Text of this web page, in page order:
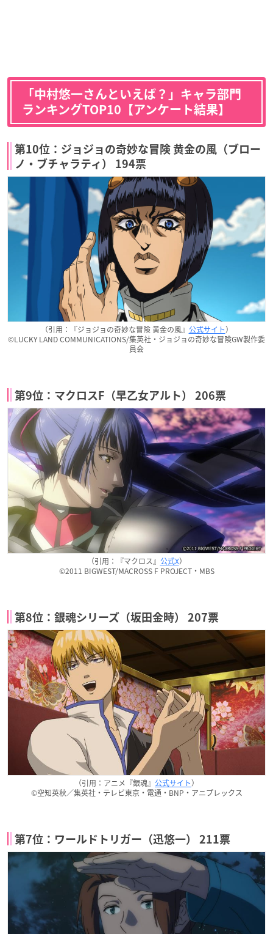
「中村悠一さんといえば？」キャラ部門
ランキングTOP10【アンケート結果】
第10位：ジョジョの奇妙な冒険 黄金の風（ブロー
ノ・ブチャラティ） 194票
（引用：『ジョジョの奇妙な冒険 黄金の風』 公式サイト）
©LUCKY LAND COMMUNICATIONS/集英社・ジョジョの奇妙な冒険GW製作委
員会
第9位：マクロスF（早乙女アルト） 206票
（引用：『マクロス』 公式X）
©2011 BIGWEST/MACROSS F PROJECT・MBS
第8位：銀魂シリーズ（坂田金時） 207票
（引用：アニメ『銀魂』 公式サイト）
©空知英秋／集英社・テレビ東京・電通・BNP・アニプレックス
第7位：ワールドトリガー（迅悠一） 211票